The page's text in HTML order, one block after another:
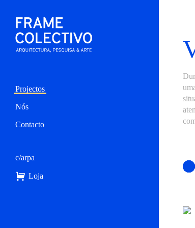
Projectos
Nós
Contacto
c/arpa
Loja